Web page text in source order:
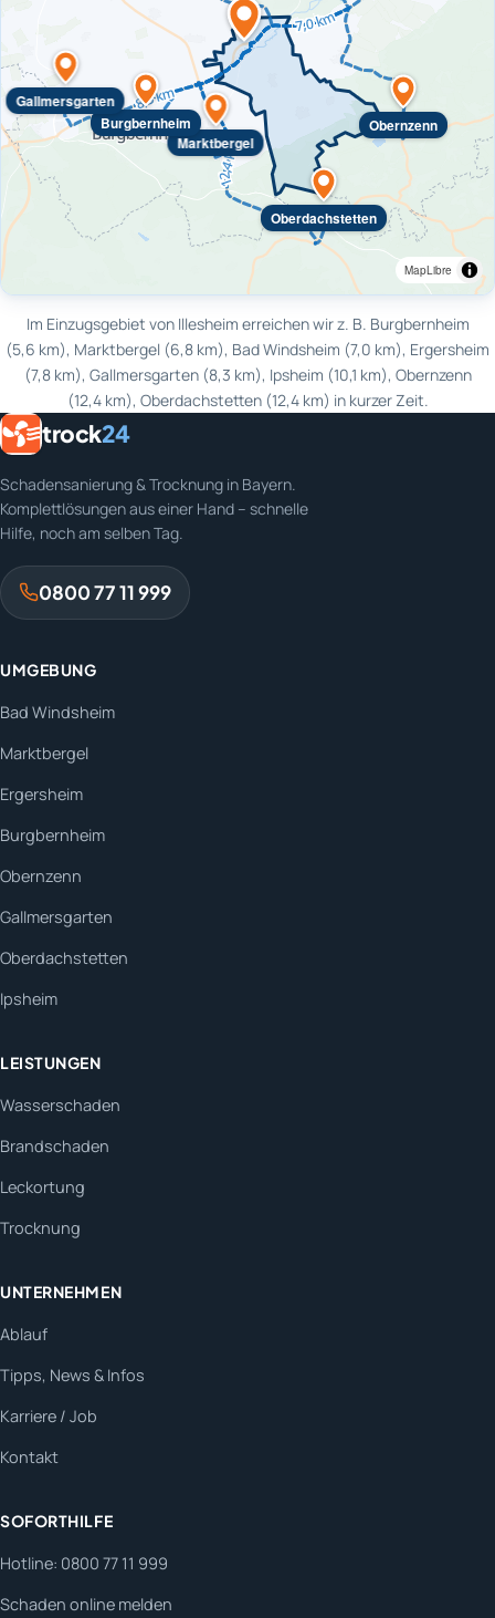
Marktbergel
Burgbernheim Obernzenn
Gallmersgarten
Oberdachstetten
MapLibre
Im Einzugsgebiet von Illesheim erreichen wir z. B. Burgbernheim
(5,6 km), Marktbergel (6,8 km), Bad Windsheim (7,0 km), Ergersheim
(7,8 km), Gallmersgarten (8,3 km), Ipsheim (10,1 km), Obernzenn
(12,4 km), Oberdachstetten (12,4 km) in kurzer Zeit.
trock24
Schadensanierung & Trocknung in Bayern.
Komplettlösungen aus einer Hand – schnelle
Hilfe, noch am selben Tag.
0800 77 11 999
UMGEBUNG
Bad Windsheim
Marktbergel
Ergersheim
Burgbernheim
Obernzenn
Gallmersgarten
Oberdachstetten
Ipsheim
LEISTUNGEN
Wasserschaden
Brandschaden
Leckortung
Trocknung
UNTERNEHMEN
Ablauf
Tipps, News & Infos
Karriere / Job
Kontakt
SOFORTHILFE
Hotline: 0800 77 11 999
Schaden online melden